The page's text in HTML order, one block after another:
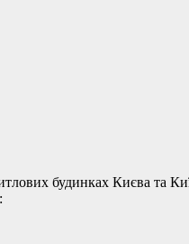
будинках Києва та